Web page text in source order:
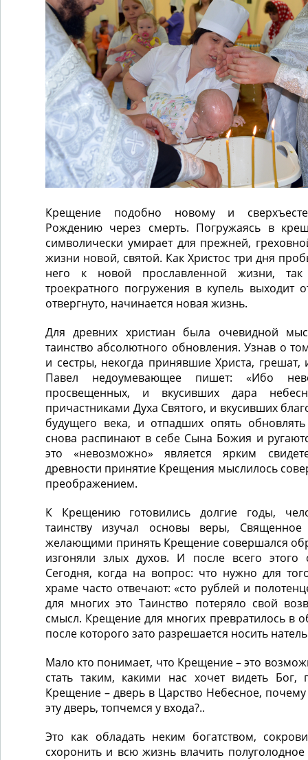
Крещение подобно новому и
Рождению через смерть. Погружаясь в
символически умирает для прежней,
жизни новой, святой. Как Христос три дня
него к новой прославленной жизни,
троекратного погружения в купель выходит
отвергнуто, начинается новая жизнь.
Для древних христиан была очевидной
таинство абсолютного обновления. Узнав о
и сестры, некогда принявшие Христа,
Павел недоумевающее пишет: «Ибо
просвещенных, и вкусивших дара
причастниками Духа Святого, и вкусивших
будущего века, и отпадших опять
снова распинают в себе Сына Божия и
это «невозможно» является ярким
древности принятие Крещения мыслилось
преображением.
К Крещению готовились долгие годы,
таинству изучал основы веры,
желающими принять Крещение совершался
изгоняли злых духов. И после всего этого
Сегодня, когда на вопрос: что нужно для
храме часто отвечают: «сто рублей и
для многих это Таинство потеряло свой
смысл. Крещение для многих превратилось в
после которого зато разрешается носить
Мало кто понимает, что Крещение – это
стать таким, какими нас хочет видеть Бог,
Крещение – дверь в Царство Небесное,
эту дверь, топчемся у входа?..
Это как обладать неким богатством,
схоронить и всю жизнь влачить